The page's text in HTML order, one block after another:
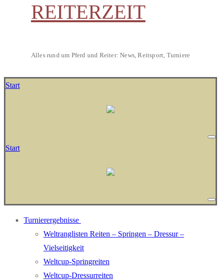
REITERZEIT
Alles rund um Pferd und Reiter: News, Reitsport, Turniere
Start
Start
Turnierergebnisse
Weltranglisten Reiten – Springen – Dressur –
Vielseitigkeit
Weltcup-Springreiten
Weltcup-Dressurreiten